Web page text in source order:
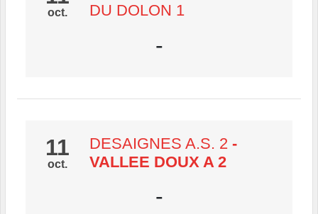
oct.
DU DOLON 1
-
11
oct.
DESAIGNES A.S. 2 -
VALLEE DOUX A 2
-